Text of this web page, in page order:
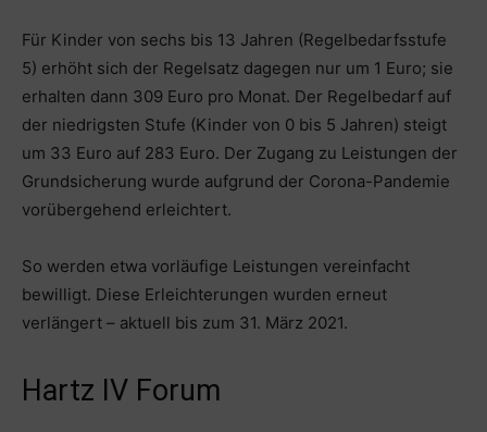
Für Kinder von sechs bis 13 Jahren (Regelbedarfsstufe
5) erhöht sich der Regelsatz dagegen nur um 1 Euro; sie
erhalten dann 309 Euro pro Monat. Der Regelbedarf auf
der niedrigsten Stufe (Kinder von 0 bis 5 Jahren) steigt
um 33 Euro auf 283 Euro. Der Zugang zu Leistungen der
Grundsicherung wurde aufgrund der Corona-Pandemie
vorübergehend erleichtert.
So werden etwa vorläufige Leistungen vereinfacht
bewilligt. Diese Erleichterungen wurden erneut
verlängert – aktuell bis zum 31. März 2021.
Hartz IV Forum